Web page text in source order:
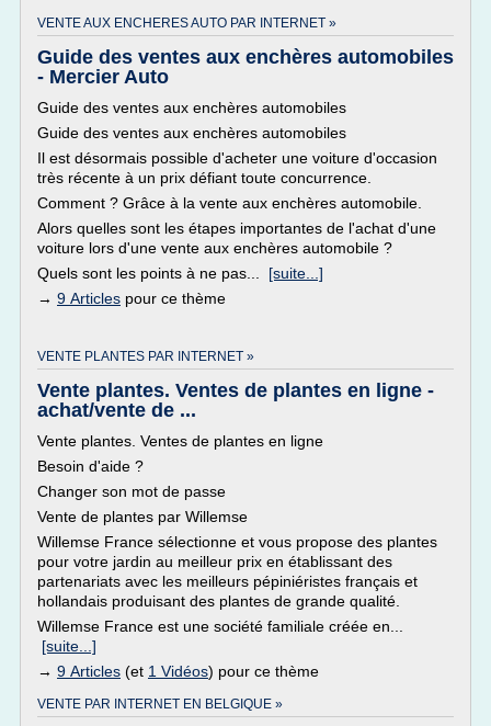
VENTE AUX ENCHERES AUTO PAR INTERNET »
Guide des ventes aux enchères automobiles
- Mercier Auto
Guide des ventes aux enchères automobiles
Guide des ventes aux enchères automobiles
Il est désormais possible d'acheter une voiture d'occasion
très récente à un prix défiant toute concurrence.
Comment ? Grâce à la vente aux enchères automobile.
Alors quelles sont les étapes importantes de l'achat d'une
voiture lors d'une vente aux enchères automobile ?
Quels sont les points à ne pas... [suite...]
→ 9 Articles pour ce thème
VENTE PLANTES PAR INTERNET »
Vente plantes. Ventes de plantes en ligne -
achat/vente de ...
Vente plantes. Ventes de plantes en ligne
Besoin d'aide ?
Changer son mot de passe
Vente de plantes par Willemse
Willemse France sélectionne et vous propose des plantes
pour votre jardin au meilleur prix en établissant des
partenariats avec les meilleurs pépiniéristes français et
hollandais produisant des plantes de grande qualité.
Willemse France est une société familiale créée en...
[suite...]
→ 9 Articles (et 1 Vidéos) pour ce thème
VENTE PAR INTERNET EN BELGIQUE »